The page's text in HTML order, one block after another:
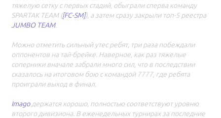
тяжелую сетку с первых стадий, обыграли сперва команду
SPARTAK TEAM ([FC-SM]), а затем сразу закрыли топ-5 реестра
JUMBO TEAM.
Можно отметить сильный утес ребят, три раза побеждали
оппонентов на тай-брейке. Наверное, как раз тяжелые
соперники вначале забрали много сил, что в последствии
сказалось на итоговом бою с командой 7777, где ребята
проиграли выход в финал.
Imagoдержатся хорошо, полностью соответствуют уровню
второго дивизиона. В еженедельных турнирах за последние